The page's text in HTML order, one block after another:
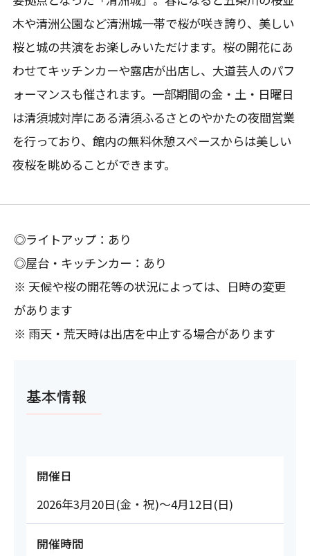
木や清洲公園など清洲城一帯で桜が咲き誇り、美しい
桜と城の共演をお楽しみいただけます。桜の開花にあ
わせてキッチンカーや露店が出店し、大道芸人のパフ
ォーマンスも催されます。一部期間の金・土・日曜日
は清須城対岸にある清須ふるさとのやかたの夜間営業
を行っており、館内の無料休憩スペースからは美しい
夜桜を眺めることができます。
◎ライトアップ：あり
◎屋台・キッチンカー：あり
※ 天候や桜の開花等の状況によっては、日時の変更
があります
※ 雨天・荒天時は出店を中止する場合があります
基本情報
開催日
2026年3月20日(金・祝)～4月12日(日)
開催時間